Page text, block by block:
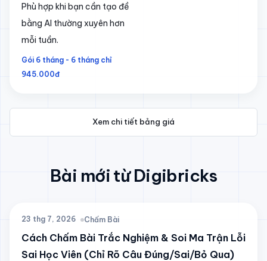
Phù hợp khi bạn cần tạo đề
bằng AI thường xuyên hơn
mỗi tuần.
Gói 6 tháng - 6 tháng chỉ
945.000đ
Xem chi tiết bảng giá
Bài mới từ Digibricks
23 thg 7, 2026 Chấm Bài
Cách Chấm Bài Trắc Nghiệm & Soi Ma Trận Lỗi
Sai Học Viên (Chỉ Rõ Câu Đúng/Sai/Bỏ Qua)